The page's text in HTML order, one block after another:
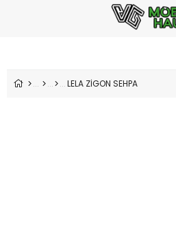
LELA ZİGON SEHPA